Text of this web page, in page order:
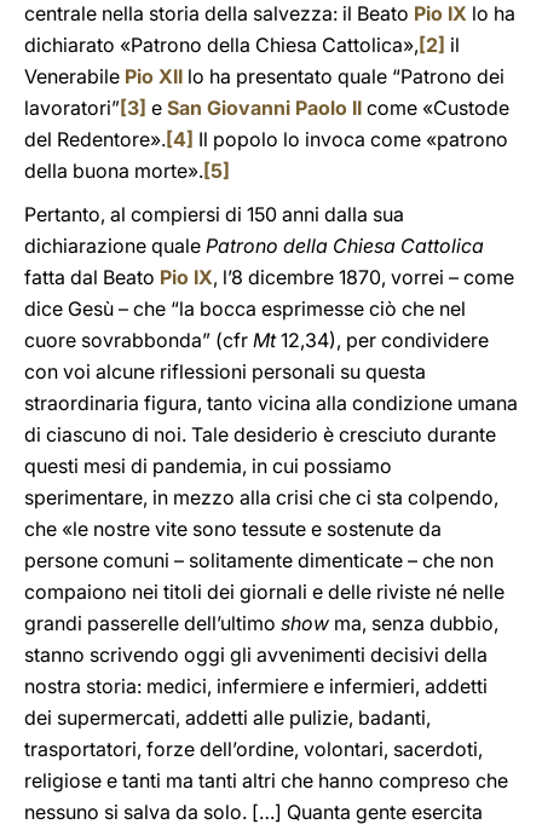
centrale nella storia della salvezza: il Beato Pio IX lo ha
dichiarato «Patrono della Chiesa Cattolica», [2] il
Venerabile Pio XII lo ha presentato quale “Patrono dei
lavoratori”[3] e San Giovanni Paolo II come «Custode
del Redentore».[4] Il popolo lo invoca come «patrono
della buona morte».[5]
Pertanto, al compiersi di 150 anni dalla sua
dichiarazione quale Patrono della Chiesa Cattolica
fatta dal Beato Pio IX, l’8 dicembre 1870, vorrei – come
dice Gesù – che “la bocca esprimesse ciò che nel
cuore sovrabbonda” (cfr Mt12,34), per condividere
con voi alcune riflessioni personali su questa
straordinaria figura, tanto vicina alla condizione umana
di ciascuno di noi. Tale desiderio è cresciuto durante
questi mesi di pandemia, in cui possiamo
sperimentare, in mezzo alla crisi che ci sta colpendo,
che «le nostre vite sono tessute e sostenute da
persone comuni – solitamente dimenticate – che non
compaiono nei titoli dei giornali e delle riviste né nelle
grandi passerelle dell’ultimo show ma, senza dubbio,
stanno scrivendo oggi gli avvenimenti decisivi della
nostra storia: medici, infermiere e infermieri, addetti
dei supermercati, addetti alle pulizie, badanti,
trasportatori, forze dell’ordine, volontari, sacerdoti,
religiose e tanti ma tanti altri che hanno compreso che
nessuno si salva da solo. […] Quanta gente esercita